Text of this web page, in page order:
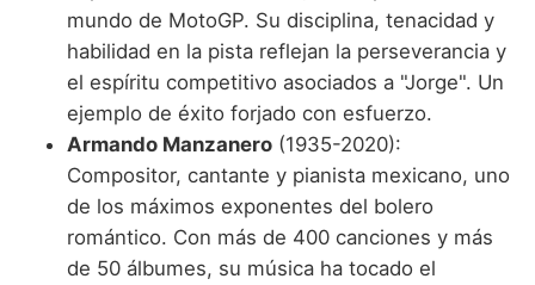
mundo de MotoGP. Su disciplina, tenacidad y
habilidad en la pista reflejan la perseverancia y
el espíritu competitivo asociados a "Jorge". Un
ejemplo de éxito forjado con esfuerzo.
Armando Manzanero (1935-2020):
Compositor, cantante y pianista mexicano, uno
de los máximos exponentes del bolero
romántico. Con más de 400 canciones y más
de 50 álbumes, su música ha tocado el